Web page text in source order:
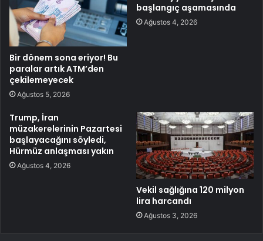
Bir dönem sona eriyor! Bu
paralar artık ATM’den
çekilemeyecek
Ağustos 5, 2026
başlangıç aşamasında
Ağustos 4, 2026
Trump, İran
müzakerelerinin Pazartesi
başlayacağını söyledi,
Hürmüz anlaşması yakın
Ağustos 4, 2026
Vekil sağlığına 120 milyon
lira harcandı
Ağustos 3, 2026